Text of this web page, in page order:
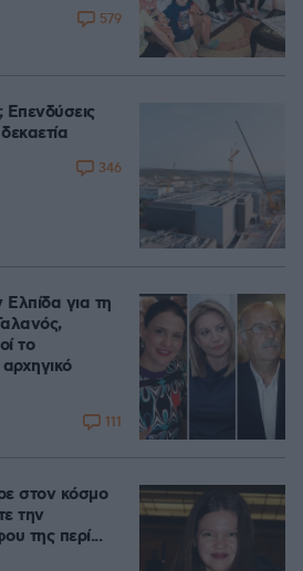
579
346
για τη
το
111
στον κόσμο
την
της περί...